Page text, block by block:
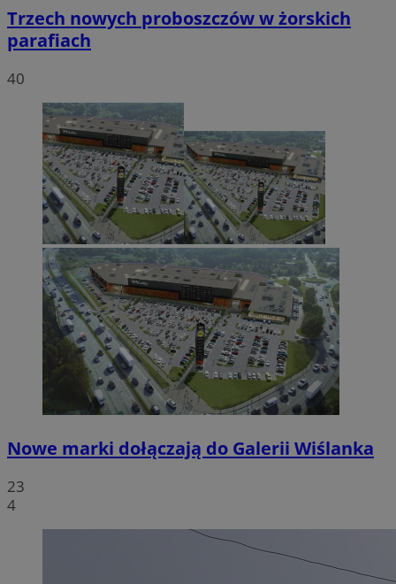
Trzech nowych proboszczów w żorskich
parafiach
40
Nowe marki dołączają do Galerii Wiślanka
23
4